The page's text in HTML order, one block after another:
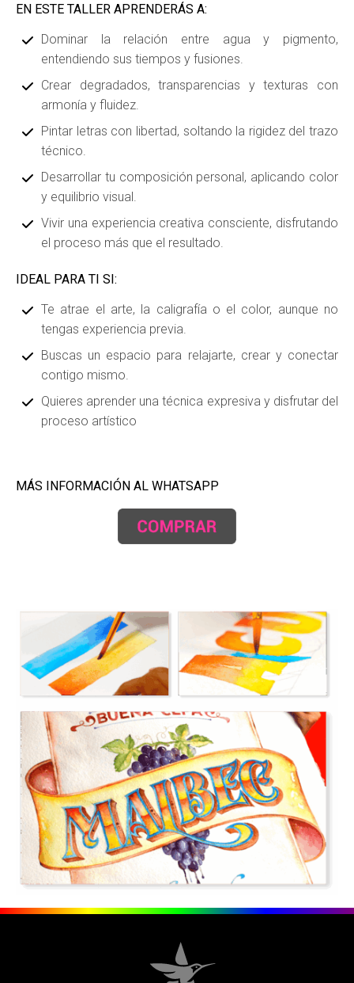
EN ESTE TALLER APRENDERÁS A:
Dominar la relación entre agua y pigmento,
entendiendo sus tiempos y fusiones.
Crear degradados, transparencias y texturas con
armonía y fluidez.
Pintar letras con libertad, soltando la rigidez del trazo
técnico.
Desarrollar tu composición personal, aplicando color
y equilibrio visual.
Vivir una experiencia creativa consciente, disfrutando
el proceso más que el resultado.
IDEAL PARA TI SI:
Te atrae el arte, la caligrafía o el color, aunque no
tengas experiencia previa.
Buscas un espacio para relajarte, crear y conectar
contigo mismo.
Quieres aprender una técnica expresiva y disfrutar del
proceso artístico
MÁS INFORMACIÓN AL WHATSAPP